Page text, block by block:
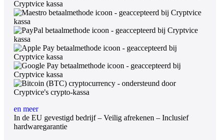
en meer
In de EU gevestigd bedrijf – Veilig afrekenen – Inclusief
hardwaregarantie